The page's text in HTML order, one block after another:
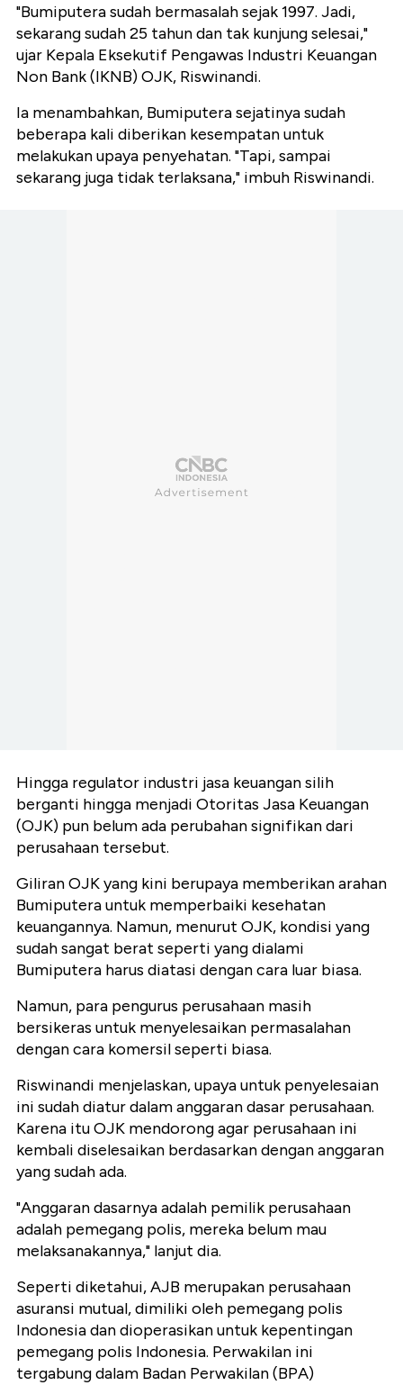
"Bumiputera sudah bermasalah sejak 1997. Jadi,
sekarang sudah 25 tahun dan tak kunjung selesai,"
ujar Kepala Eksekutif Pengawas Industri Keuangan
Non Bank (IKNB) OJK, Riswinandi.
Ia menambahkan, Bumiputera sejatinya sudah
beberapa kali diberikan kesempatan untuk
melakukan upaya penyehatan. "Tapi, sampai
sekarang juga tidak terlaksana," imbuh Riswinandi.
Hingga regulator industri jasa keuangan silih
berganti hingga menjadi Otoritas Jasa Keuangan
(OJK) pun belum ada perubahan signifikan dari
perusahaan tersebut.
Giliran OJK yang kini berupaya memberikan arahan
Bumiputera untuk memperbaiki kesehatan
keuangannya. Namun, menurut OJK, kondisi yang
sudah sangat berat seperti yang dialami
Bumiputera harus diatasi dengan cara luar biasa.
Namun, para pengurus perusahaan masih
bersikeras untuk menyelesaikan permasalahan
dengan cara komersil seperti biasa.
Riswinandi menjelaskan, upaya untuk penyelesaian
ini sudah diatur dalam anggaran dasar perusahaan.
Karena itu OJK mendorong agar perusahaan ini
kembali diselesaikan berdasarkan dengan anggaran
yang sudah ada.
"Anggaran dasarnya adalah pemilik perusahaan
adalah pemegang polis, mereka belum mau
melaksanakannya," lanjut dia.
Seperti diketahui, AJB merupakan perusahaan
asuransi mutual, dimiliki oleh pemegang polis
Indonesia dan dioperasikan untuk kepentingan
pemegang polis Indonesia. Perwakilan ini
tergabung dalam Badan Perwakilan (BPA)